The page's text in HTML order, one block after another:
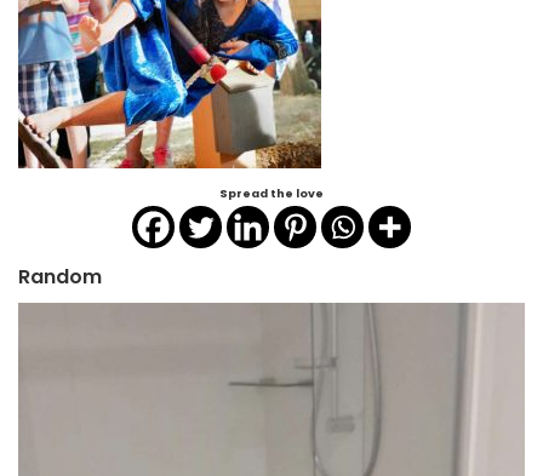
Spread the love
Random